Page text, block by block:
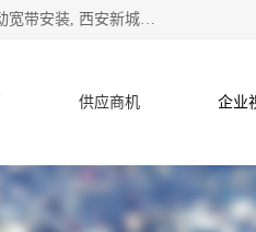
公司主要经营西安电信宽带安装,西安光纤专线安装,西安宽带安装,西安宽带办理,西安联通宽带安装,西安移动宽带安装, 西安新城赛派通讯商行从事西安地区的联通，移动，电信宽带安装，光纤专线安装，宽带办理等业务
供应商机 企业
客户案例 联系